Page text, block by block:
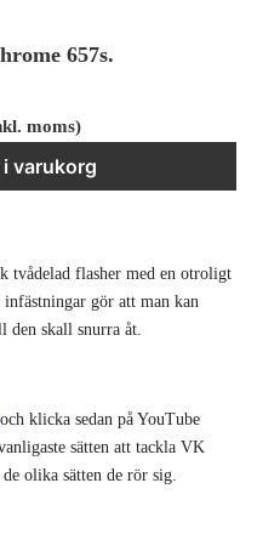
657s.
moms)
657s. mängd
varukorg
tvådelad flasher med en otroligt
gör att man kan
den skall snurra åt.
och klicka sedan på YouTube
sätten att tackla VK
olika sätten de rör sig.